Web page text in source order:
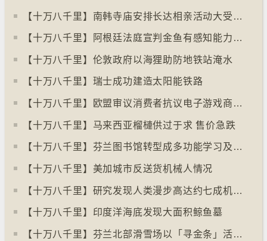
【十万八千里】南韩寺庙安排长达相亲活动大受欢迎
【十万八千里】阿根廷法庭宣判金鱼有感知能力须从寿司店移走
【十万八千里】伦敦政府以海狸助防地铁站淹水
【十万八千里】瑞士成功建造太阳能铁路
【十万八千里】欧盟审议消费者抗议电子游戏商关闭伺服器
【十万八千里】马来西亚榴槤供过于求 售价急跌
【十万八千里】芬兰图书馆转型成多功能学习及娱乐中心
【十万八千里】美加城市反送货机械人情况
【十万八千里】研究发现人类漫步高达约七成机率「逆时针」行走
【十万八千里】印度洋海底发现大面积鲸鱼墓
【十万八千里】芬兰北部滑雪场以「寻金条」活动吸引游客